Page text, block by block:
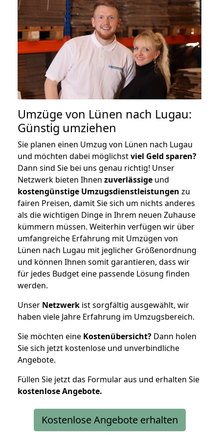
Umzüge von Lünen nach Lugau:
Günstig umziehen
Sie planen einen Umzug von Lünen nach Lugau
und möchten dabei möglichstviel Geld sparen?
Dann sind Sie bei uns genau richtig! Unser
Netzwerk bieten Ihnen zuverlässige und
kostengünstige Umzugsdienstleistungen zu
fairen Preisen, damit Sie sich um nichts anderes
als die wichtigen Dinge in Ihrem neuen Zuhause
kümmern müssen. Weiterhin verfügen wir über
umfangreiche Erfahrung mit Umzügen von
Lünen nach Lugau mit jeglicher Größenordnung
und können Ihnen somit garantieren, dass wir
für jedes Budget eine passende Lösung finden
werden.
Unser Netzwerk ist sorgfältig ausgewählt, wir
haben viele Jahre Erfahrung im Umzugsbereich.
Sie möchten eine Kostenübersicht? Dann holen
Sie sich jetzt kostenlose und unverbindliche
Angebote.
Füllen Sie jetzt das Formular aus und erhalten Sie
kostenloseAngebote.
Kostenlose Angebote erhalten